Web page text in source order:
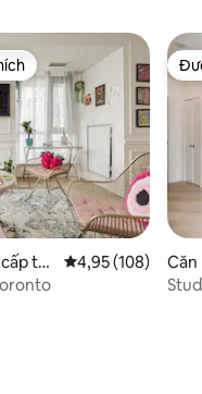
giá
nhất
tại
Xếp hạng trung
4,95 (108)
Căn